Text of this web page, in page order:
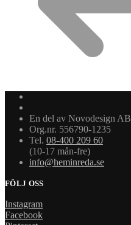
En del av Novodesign AB
Org.nr. 556790-1235
Tel. 08-400 209 60
(10-17 mån-fre)
info@heminreda.se
FÖLJ OSS
Instagram
Facebook